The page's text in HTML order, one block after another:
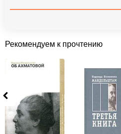
Рекомендуем к прочтению